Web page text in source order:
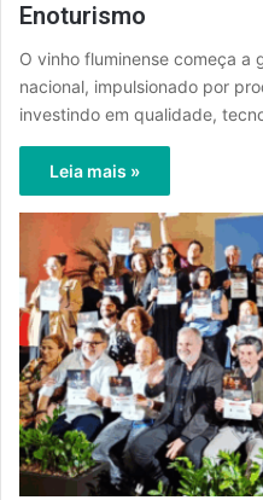
Enoturismo
O vinho fluminense começa a
nacional, impulsionado por
investindo em qualidade,
Leia mais »